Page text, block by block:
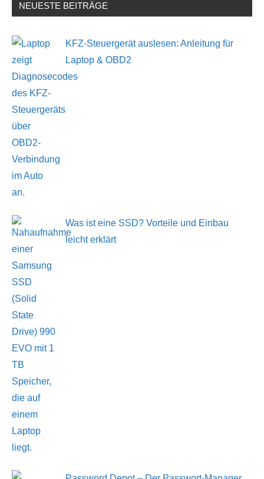
NEUESTE BEITRÄGE
KFZ-Steuergerät auslesen: Anleitung für
Laptop & OBD2
Was ist eine SSD? Vorteile und Einbau
leicht erklärt